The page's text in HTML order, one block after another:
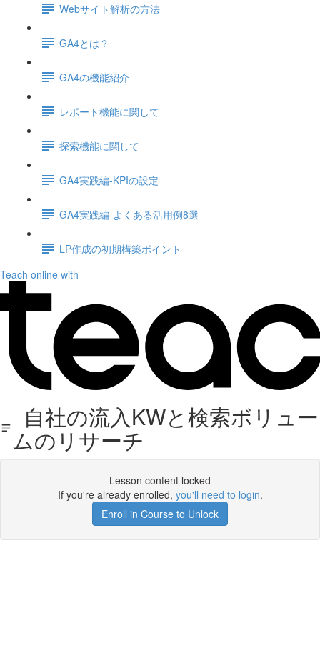
Webサイト解析の方法
GA4とは？
GA4の機能紹介
レポート機能に関して
探索機能に関して
GA4実践編-KPIの設定
GA4実践編-よくある活用例8選
LP作成の初期構築ポイント
Teach online with
自社の流入KWと検索ボリュー
ムのリサーチ
Lesson content locked
If you're already enrolled, you'll need to login.
Enroll in Course to Unlock